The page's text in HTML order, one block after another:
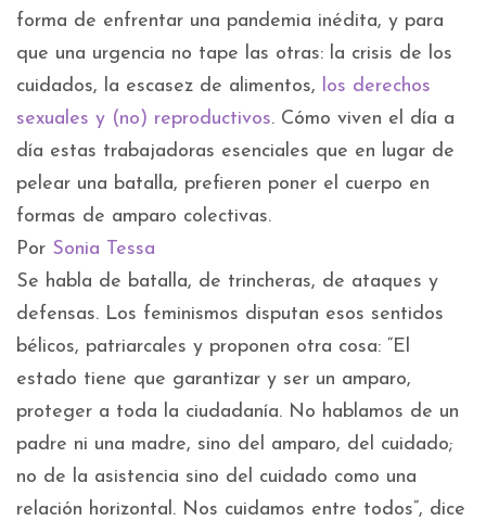
forma de enfrentar una pandemia inédita, y para
que una urgencia no tape las otras: la crisis de los
cuidados, la escasez de alimentos,
los derechos
sexuales y (no) reproductivos. Cómo viven el día a
día estas trabajadoras esenciales que en lugar de
pelear una batalla, prefieren poner el cuerpo en
formas de amparo colectivas.
Por Sonia Tessa
Se habla de batalla, de trincheras, de ataques y
defensas. Los feminismos disputan esos sentidos
bélicos, patriarcales y proponen otra cosa: “El
estado tiene que garantizar y ser un amparo,
proteger a toda la ciudadanía. No hablamos de un
padre ni una madre, sino del amparo, del cuidado;
no de la asistencia sino del cuidado como una
relación horizontal. Nos cuidamos entre todos”, dice